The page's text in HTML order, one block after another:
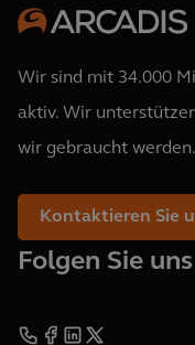
Wir sind mit 34.000
aktiv. Wir
wir gebraucht werden.
Kontaktieren Sie
Folgen Sie uns